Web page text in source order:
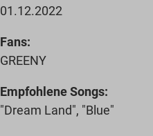
01.12.2022
Fans:
GREENY
Empfohlene Songs:
"Dream Land", "Blue"